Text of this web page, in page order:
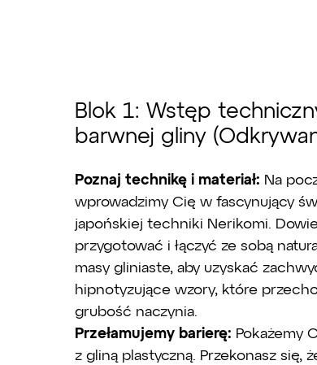
Blok 1: Wstęp
barwnej gliny
Poznaj technikę i materiał: Na
wprowadzimy Cię w fascynujący
japońskiej techniki Nerikomi.
przygotować i łączyć ze sobą
masy gliniaste, aby uzyskać
hipnotyzujące wzory, które
grubość naczynia.
Przełamujemy barierę: Pokażemy
z gliną plastyczną. Przekonasz się,